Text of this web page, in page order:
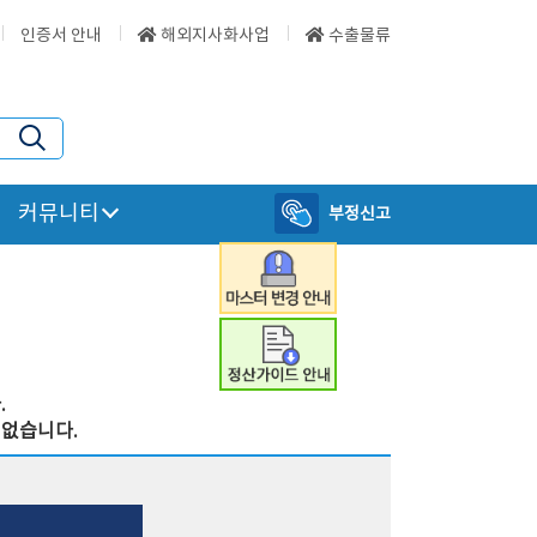
인증서 안내 해외지사화사업 수출물류
커뮤니티 부정신고
습니다.